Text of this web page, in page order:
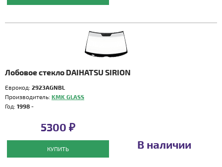
Лобовое стекло DAIHATSU SIRION
Еврокод: 2923AGNBL
Производитель: KMK GLASS
Год: 1998 -
5300 ₽
КУПИТЬ В наличии